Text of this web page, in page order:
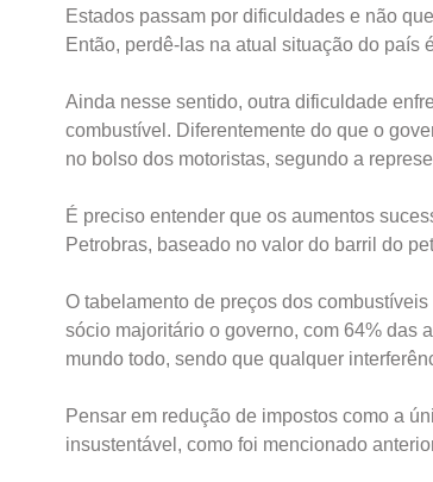
Estados passam por dificuldades e não
Então, perdê-las na atual situação do país
Ainda nesse sentido, outra dificuldade
combustível. Diferentemente do que o
no bolso dos motoristas, segundo a
É preciso entender que os aumentos
Petrobras, baseado no valor do barril do
O tabelamento de preços dos
sócio majoritário o governo, com 64% das
mundo todo, sendo que qualquer
Pensar em redução de impostos como a
insustentável, como foi mencionado